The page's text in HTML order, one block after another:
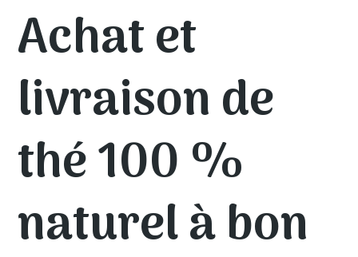
Achat et
livraison de
thé 100 %
naturel à bon